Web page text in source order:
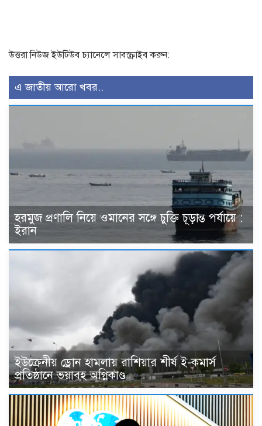
উত্তরা নিউজ ইউটিউব চ্যানেলে সাবস্ক্রাইব করুন:
এ জাতীয় আরো খবর..
হরমুজ প্রণালি নিয়ে ওমানের সঙ্গে চুক্তি চূড়ান্ত পর্যায়ে :
ইরান
ইউক্রেনীয় ড্রোন হামলায় রাশিয়ার শীর্ষ ই-কমার্স
প্রতিষ্ঠানে ভয়াবহ অগ্নিকাণ্ড